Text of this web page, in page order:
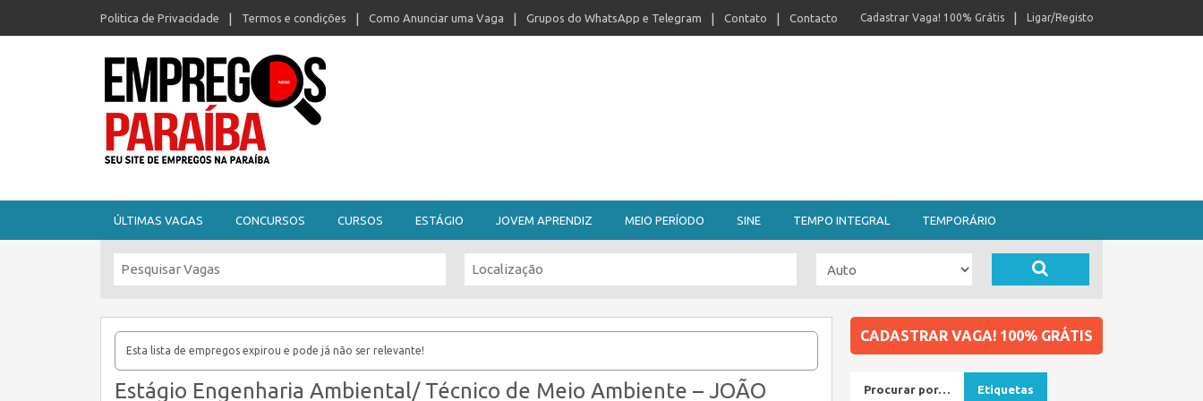
Politica de Privacidade Termos e condições Como Anunciar uma Vaga Grupos do WhatsApp e Telegram Contato Contacto Ligar/Registo
Cadastrar Vaga! 100% Grátis
ÚLTIMAS VAGAS CONCURSOS CURSOS ESTÁGIO JOVEM APRENDIZ MEIO PERÍODO SINE TEMPO INTEGRAL TEMPORÁRIO
Esta lista de empregos expirou e pode já não ser relevante!
Estágio Engenharia Ambiental/ Técnico de Meio Ambiente – JOÃO
CADASTRAR VAGA! 100% GRÁTIS
Procurar por… Etiquetas